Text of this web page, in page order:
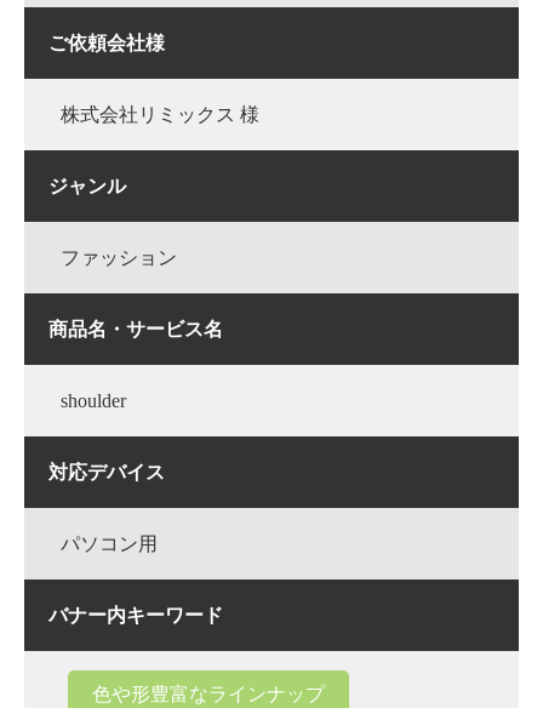
ご依頼会社様
株式会社リミックス 様
ジャンル
ファッション
商品名・サービス名
shoulder
対応デバイス
パソコン用
バナー内キーワード
色や形豊富なラインナップ